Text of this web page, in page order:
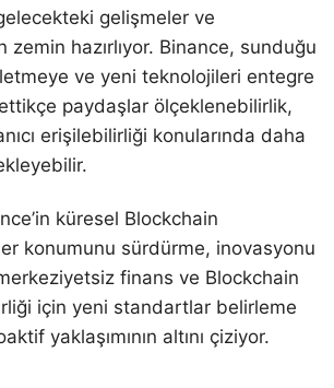
gelişmeler ve
zemin hazırlıyor. Binance, sunduğu
ve yeni teknolojileri entegre
paydaşlar ölçeklenebilirlik,
erişilebilirliği konularında daha
küresel Blockchain
konumunu sürdürme, inovasyonu
finans ve Blockchain
için yeni standartlar belirleme
yaklaşımının altını çiziyor.